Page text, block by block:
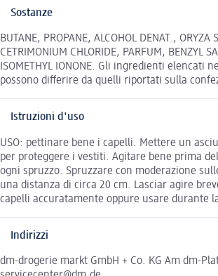
Sostanze
BUTANE, PROPANE, ALCOHOL DENAT., ORYZA
CETRIMONIUM CHLORIDE, PARFUM, BENZYL
ISOMETHYL IONONE. Gli ingredienti elencati
possono differire da quelli riportati sulla
Istruzioni d'uso
USO: pettinare bene i capelli. Mettere un
per proteggere i vestiti. Agitare bene prima
ogni spruzzo. Spruzzare con moderazione
una distanza di circa 20 cm. Lasciar agire
capelli accuratamente oppure usare durante
Indirizzi
dm-drogerie markt GmbH + Co. KG Am dm-